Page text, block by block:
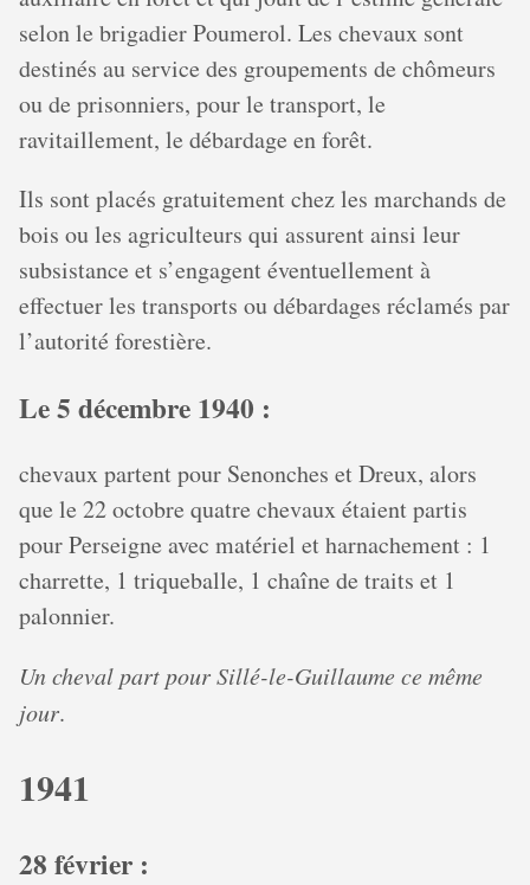
selon le brigadier Poumerol. Les chevaux sont
destinés au service des groupements de chômeurs
ou de prisonniers, pour le transport, le
ravitaillement, le débardage en forêt.
Ils sont placés gratuitement chez les marchands de
bois ou les agriculteurs qui assurent ainsi leur
subsistance et s’engagent éventuellement à
effectuer les transports ou débardages réclamés par
l’autorité forestière.
Le 5 décembre 1940 :
chevaux partent pour Senonches et Dreux, alors
que le 22 octobre quatre chevaux étaient partis
pour Perseigne avec matériel et harnachement : 1
charrette, 1 triqueballe, 1 chaîne de traits et 1
palonnier.
Un cheval part pour Sillé-le-Guillaume ce même
jour.
1941
28 février :